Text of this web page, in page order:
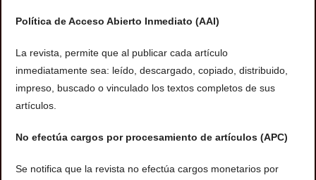
Política de Acceso Abierto Inmediato (AAI)
La revista, permite que al publicar cada artículo
inmediatamente sea: leído, descargado, copiado, distribuido,
impreso, buscado o vinculado los textos completos de sus
artículos.
No efectúa cargos por procesamiento de artículos (APC)
Se notifica que la revista no efectúa cargos monetarios por